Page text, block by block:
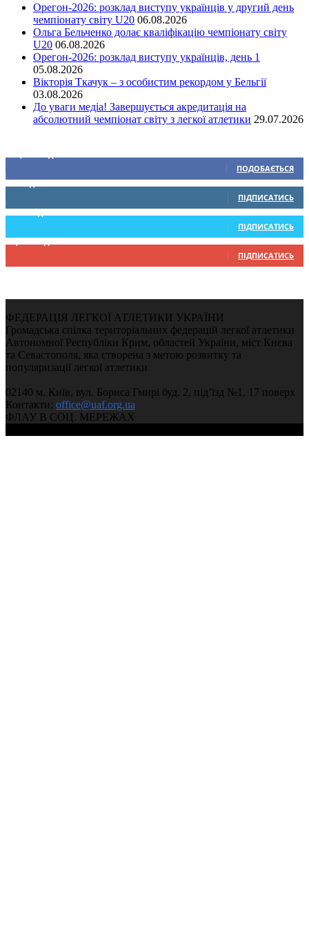
Орегон-2026: розклад виступу українців у другий день
чемпіонату світу U20 06.08.2026
Ольга Бельченко долає кваліфікацію чемпіонату світу
U20 06.08.2026
Орегон-2026: розклад виступу українців, день 1
05.08.2026
Вікторія Ткачук – з особистим рекордом у Бельгії
03.08.2026
До уваги медіа! Завершується акредитація на
абсолютний чемпіонат світу з легкої атлетики 29.07.2026
ПОДОБАЄТЬСЯ
0 Підписників
ПІДПИСАТИСЬ
234 Підписників
ПІДПИСАТИСЬ
9,370 Підписників
ПІДПИСАТИСЬ
ФЕДЕРАЦІЯ ЛЕГКОЇ АТЛЕТИКИ УКРАЇНИ
Громадська спілка територіальних федерацій легкої атлетики
Автономної Республіки Крим, областей України, міст Києва
та Севастополя, яка створена з метою розвитку та
популяризації легкої атлетики
02140 м. Київ, вул. Бориса Гмирі буд. 2, під’їзд №1, 17 поверх
Контакти: office@uaf.org.ua
ФЛАУ В СОЦ. МЕРЕЖАХ